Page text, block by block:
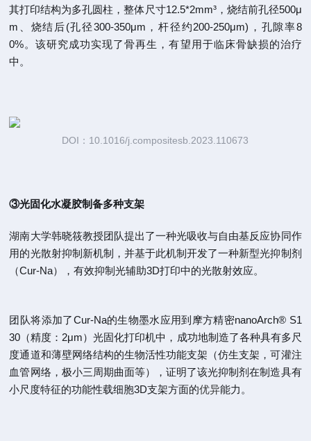
其打印结构为多孔圆柱，整体尺寸12.5*2mm³，烧结前孔径500μ
m、烧结后(孔径300-350μm，杆径约200-250μm)，孔隙率8
0%。该研究成功实现了骨再生，有望用于临床骨缺损的治疗
中。
DOI：10.1016/j.compositesb.2023.110673
③光固化水凝胶制备多种支架
湖南大学韩晓筱教授团队提出了一种光吸收与自由基反应协同作
用的光散射抑制新机制，并基于此机制开发了一种新型光抑制剂
（Cur-Na），有效抑制光辅助3D打印中的光散射效应。
团队将添加了Cur-Na的生物墨水应用到摩方精密nanoArch® S1
30（精度：2μm）光固化打印机中，成功地制造了各种具有多尺
度通道和薄壁网络结构的生物活性功能支架（仿生支架，可灌注
血管网络，极小三周期曲面等），证明了该光抑制剂在制造具有
小尺度特征的功能性载细胞3D支架方面的优异能力。